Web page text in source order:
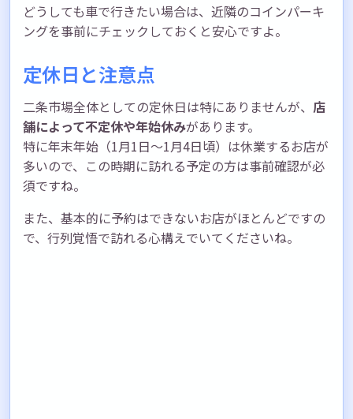
どうしても車で行きたい場合は、近隣のコインパーキ
ングを事前にチェックしておくと安心ですよ。
定休日と注意点
二条市場全体としての定休日は特にありませんが、 店
舗によって不定休や年始休みがあります。
特に年末年始（1月1日〜1月4日頃）は休業するお店が
多いので、この時期に訪れる予定の方は事前確認が必
須ですね。
また、基本的に予約はできないお店がほとんどですの
で、行列覚悟で訪れる心構えでいてくださいね。